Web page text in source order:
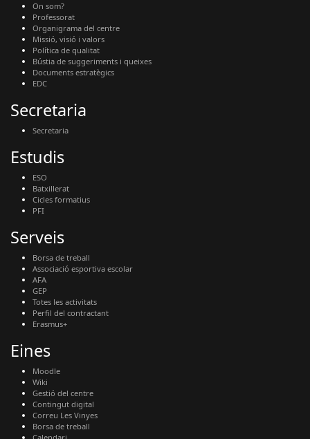
On som?
Professorat
Organigrama del centre
Missió, visió i valors
Política de qualitat
Bústia de suggeriments i queixes
Documents estratègics
EDC
Secretaria
Secretaria
Estudis
ESO
Batxillerat
Cicles formatius
PFI
Serveis
Borsa de treball
Associació esportiva escolar
AFA
GEP
Totes les activitats
Perfil del contractant
Erasmus+
Eines
Moodle
Wiki
Gestió del centre
Contingut digital
Correu Les Vinyes
Borsa de treball